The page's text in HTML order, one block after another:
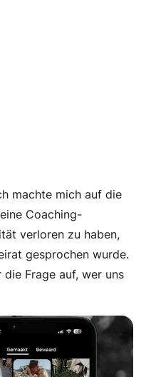
machte mich auf die
Coaching-
verloren zu haben,
gesprochen wurde.
Frage auf, wer uns